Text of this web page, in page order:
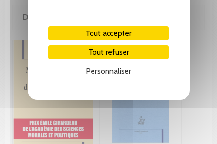
Tout accepter
Tout refuser
Personnaliser
DE LA MÊME COLLECTION